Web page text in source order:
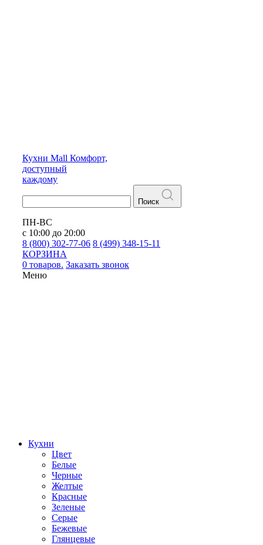
Кухни Mall Комфорт,
доступный
каждому
Поиск
ПН-ВС
с 10:00 до 20:00
8 (800) 302-77-06 8 (499) 348-15-11
КОРЗИНА
0 товаров. Заказать звонок
Меню
Кухни
Цвет
Белые
Черные
Желтые
Красные
Зеленые
Серые
Бежевые
Глянцевые